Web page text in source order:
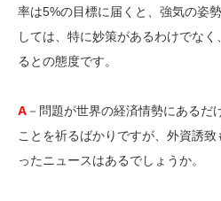
率は5%の目標に届くと、強気の姿
しては、特に妙策があるわけでな
るとの態度です。
A －問題が世界の経済情勢にあるだ
ことを祈るばかりですが、外資誘
ったニュースはあるでしょうか。